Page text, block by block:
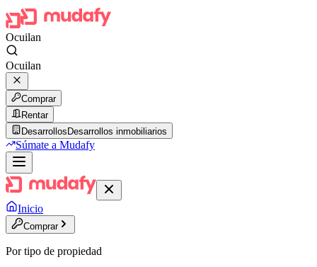
Ocuilan
Ocuilan
Comprar
Rentar
Desarrollos Desarrollos inmobiliarios
Súmate a Mudafy
Inicio
Comprar
Por tipo de propiedad